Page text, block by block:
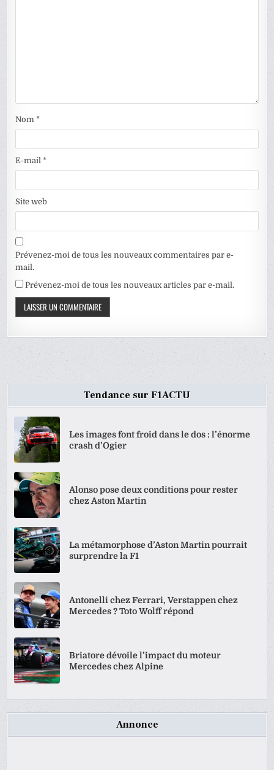
Nom*
E-mail*
Site web
Prévenez-moi de tous les nouveaux commentaires par e-
mail.
Prévenez-moi de tous les nouveaux articles par e-mail.
Tendance sur F1ACTU
Les images font froid dans le dos : l’énorme
crash d’Ogier
Alonso pose deux conditions pour rester
chez Aston Martin
La métamorphose d’Aston Martin pourrait
surprendre la F1
Antonelli chez Ferrari, Verstappen chez
Mercedes ? Toto Wolff répond
Briatore dévoile l’impact du moteur
Mercedes chez Alpine
Annonce